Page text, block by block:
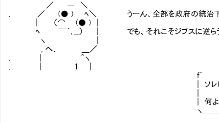
／ ― ＼
. ／ (● ) ﾍ＼ うーん、全部を政府の統治下にす
| （⌒ (● ) ｜
ﾍ ￣｀､__） ｜ でも、それこそジプスに逆らう
ヽ ｜
, へ、 ＿／
. | ＾ヽ
. | １ |
f´￣￣￣￣￣￣￣￣￣￣￣￣￣￣
| ソレはないな。何せ人員不足であ
| 何よりも賢い奴ほど
ヽ＿＿＿＿＿＿＿＿＿＿＿＿＿＿